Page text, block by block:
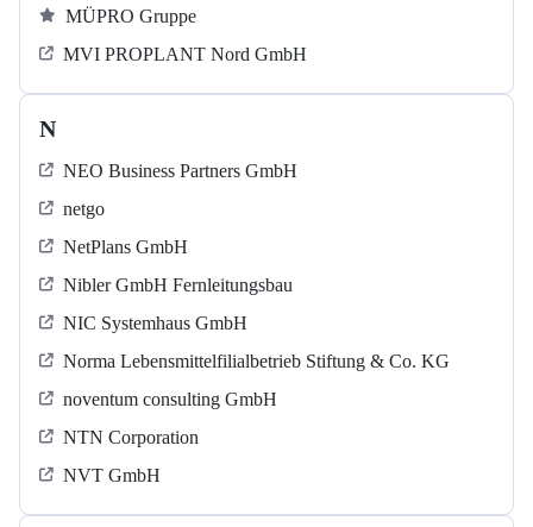
MÜPRO Gruppe
MVI PROPLANT Nord GmbH
N
NEO Business Partners GmbH
netgo
NetPlans GmbH
Nibler GmbH Fernleitungsbau
NIC Systemhaus GmbH
Norma Lebensmittelfilialbetrieb Stiftung & Co. KG
noventum consulting GmbH
NTN Corporation
NVT GmbH